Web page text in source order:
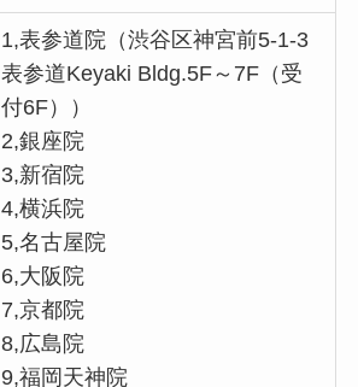
1,表参道院（渋谷区神宮前5-1-3
表参道Keyaki Bldg.5F～7F（受
付6F））
2,銀座院
3,新宿院
4,横浜院
5,名古屋院
6,大阪院
7,京都院
8,広島院
9,福岡天神院